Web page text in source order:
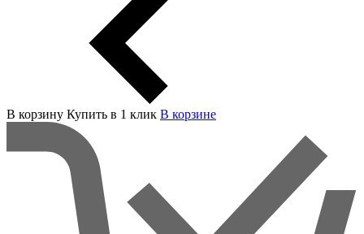
В корзину Купить в 1 клик В корзинe